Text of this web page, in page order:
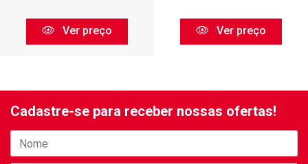
Ver preço Ver preço
Cadastre-se para receber nossas ofertas!